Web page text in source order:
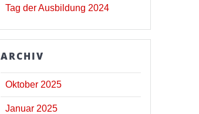
Tag der Ausbildung 2024
ARCHIV
Oktober 2025
Januar 2025